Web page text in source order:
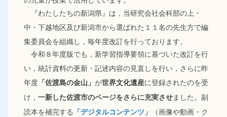
『わたしたちの新潟県』は，当研究会社会科部の上・
中・下越地区及び新潟市から選ばれた１１名の先生方で編
集委員会を組織し，毎年度改訂を行っております。
令和８年度版でも，新学習指導要領に基づいた改訂を行
い，統計資料の更新・記述内容の見直しを行い，さらに昨
年度「佐渡島の金山」 が世界文化遺産に登録されたのを受
け， 一新した佐渡市のページをさらに充実させました。副
読本を補完する
「デジタルコンテンツ」
（画像や動画・ク